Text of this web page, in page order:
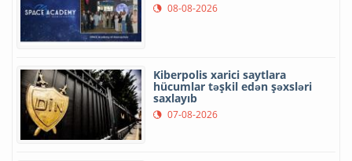
08-08-2026
Kiberpolis xarici saytlara
hücumlar təşkil edən şəxsləri
saxlayıb
07-08-2026